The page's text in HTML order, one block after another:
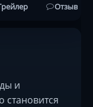
Отзывы
и
становится